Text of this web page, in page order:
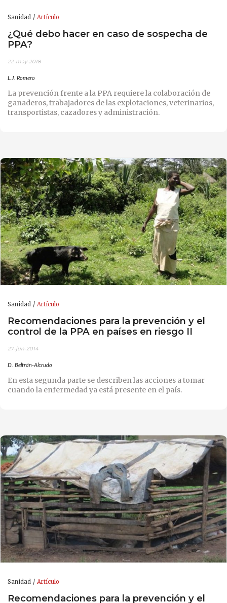
Sanidad Artículo
¿Qué debo hacer en caso de sospecha de
PPA?
22-may-2018
L.J. Romero
La prevención frente a la PPA requiere la colaboración de
ganaderos, trabajadores de las explotaciones, veterinarios,
transportistas, cazadores y administración.
Sanidad Artículo
Recomendaciones para la prevención y el
control de la PPA en países en riesgo II
27-jun-2014
D. Beltrán-Alcrudo
En esta segunda parte se describen las acciones a tomar
cuando la enfermedad ya está presente en el país.
Sanidad Artículo
Recomendaciones para la prevención y el